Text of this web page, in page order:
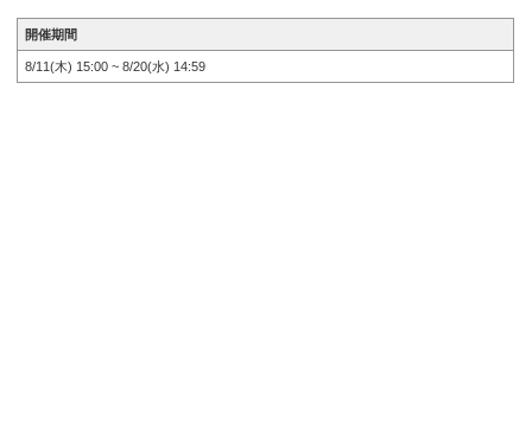
開催期間
8/11(木) 15:00 ~ 8/20(水) 14:59